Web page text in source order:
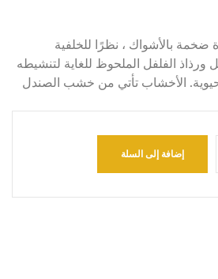
ضخمة بالأشواك ، نظرًا للخلفية
ورذاذ الفلفل الملحوظ للغاية لتنشيطه
الأخشاب تأتي من خشب الصندل
إضافة إلى السلة